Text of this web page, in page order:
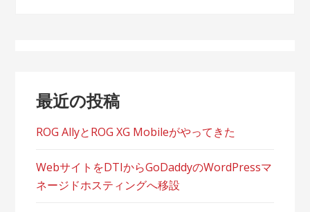
ョ
ン
最近の投稿
ROG AllyとROG XG Mobileがやってきた
WebサイトをDTIからGoDaddyのWordPressマ
ネージドホスティングへ移設